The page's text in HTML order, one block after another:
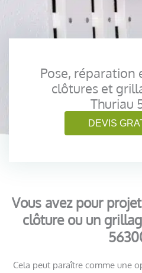
Pose, réparation
clôtures et
Thuriau
DEVIS
Vous avez pour
clôture ou un
Cela peut paraître comme une